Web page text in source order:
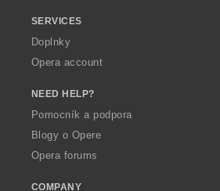
SERVICES
Doplnky
Opera account
NEED HELP?
Pomocník a podpora
Blogy o Opere
Opera forums
COMPANY